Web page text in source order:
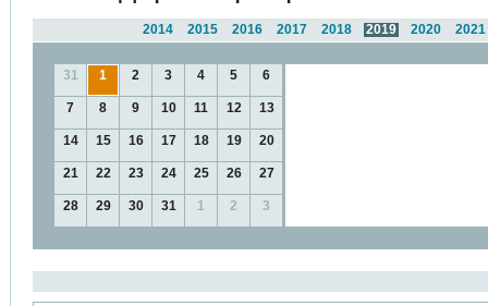
2021
2020
2019
2018
2017
2016
2015
2014
31 1 2 3 4 5 6
7 8 9 10 11 12 13
14 15 16 17 18 19 20
21 22 23 24 25 26 27
28 29 30 31 1 2 3